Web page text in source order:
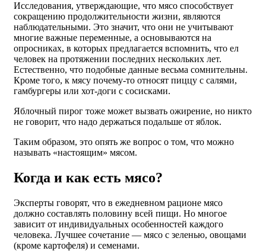
Исследования, утверждающие, что мясо способствует
сокращению продолжительности жизни, являются
наблюдательными. Это значит, что они не учитывают
многие важные переменные, а основываются на
опросниках, в которых предлагается вспомнить, что ел
человек на протяжении последних нескольких лет.
Естественно, что подобные данные весьма сомнительны.
Кроме того, к мясу почему-то относят пиццу с салями,
гамбургеры или хот-доги с сосисками.
Яблочный пирог тоже может вызвать ожирение, но никто
не говорит, что надо держаться подальше от яблок.
Таким образом, это опять же вопрос о том, что можно
называть «настоящим» мясом.
Когда и как есть мясо?
Эксперты говорят, что в ежедневном рационе мясо
должно составлять половину всей пищи. Но многое
зависит от индивидуальных особенностей каждого
человека. Лучшее сочетание — мясо с зеленью, овощами
(кроме картофеля) и семенами.